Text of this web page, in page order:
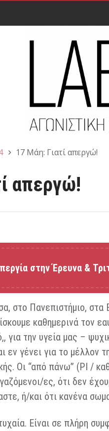
17 Mάη: Γιατί απεργώ!
απεργώ!
στην Έρευνα &
στο Πανεπιστήμιο, στα
καθημερινά τον
για την υγεία μας –
εν γένει για το μέλλον
Οι “από πάνω” (PI /
ες, ότι δεν
ή/και ότι κανένα
Είναι σε πλήρη